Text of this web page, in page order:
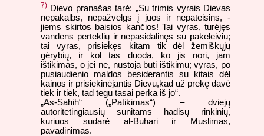
7) Dievo pranašas tarė: „Su trimis vyrais Dievas
nepakalbs, nepažvelgs į juos ir nepateisins, -
jiems skirtos baisios kančios! Tai vyras, turėjęs
vandens perteklių ir nepasidalinęs su pakeleiviu;
tai vyras, prisiekęs kitam tik dėl žemiškųjų
gėrybių, ir kol tas duoda, ko jis nori, jam
ištikimas, o jei ne, nustoja būti ištikimu; vyras, po
pusiaudienio maldos besiderantis su kitais dėl
kainos ir prisiekinėjantis Dievu,kad už prekę davė
tiek ir tiek, tad tegu tasai perka iš jo“.
„As-Sahih“ („Patikimas“) – dviejų
autoritetingiausių sunitams hadisų rinkinių,
kuriuos sudarė al-Buhari ir Muslimas,
pavadinimas.